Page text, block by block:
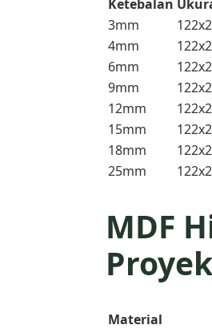
Ketebalan
3mm
4mm
6mm
9mm
12mm
15mm
18mm
25mm
MDF
Material